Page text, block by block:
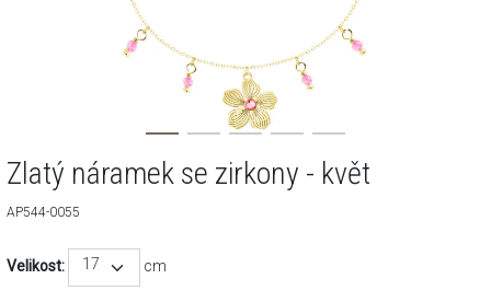
Zlatý náramek se zirkony - květ
AP544-0055
Velikost: 17 cm